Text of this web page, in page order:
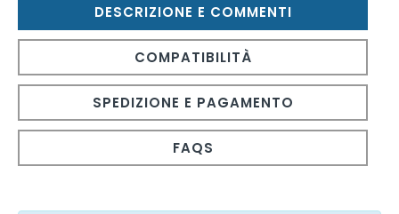
DESCRIZIONE E COMMENTI
COMPATIBILITÀ
SPEDIZIONE E PAGAMENTO
FAQS